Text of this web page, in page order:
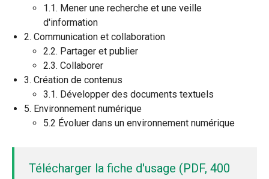
1.1. Mener une recherche et une veille
d'information
2. Communication et collaboration
2.2. Partager et publier
2.3. Collaborer
3. Création de contenus
3.1. Développer des documents textuels
5. Environnement numérique
5.2 Évoluer dans un environnement numérique
Télécharger la fiche d'usage (PDF, 400